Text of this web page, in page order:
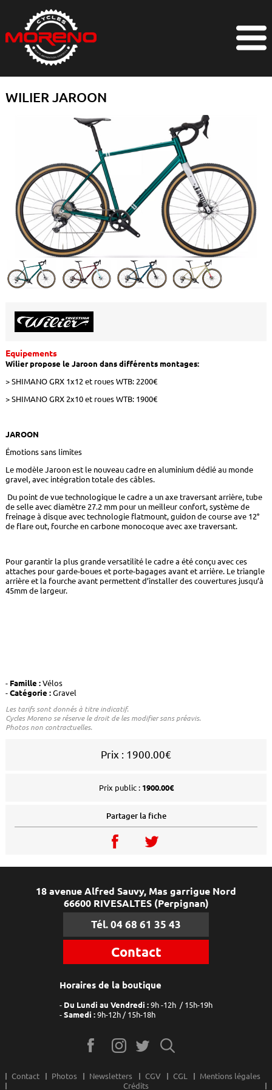
WILIER JAROON
Equipements
Wilier propose le Jaroon dans différents montages:
> SHIMANO GRX 1x12 et roues WTB: 2200€
> SHIMANO GRX 2x10 et roues WTB: 1900€
JAROON
Émotions sans limites
Le modèle Jaroon est le nouveau cadre en aluminium dédié au monde
gravel, avec intégration totale des câbles.
Du point de vue technologique le cadre a un axe traversant arrière, tube
de selle avec diamètre 27.2 mm pour un meilleur confort, système de
freinage à disque avec technologie flatmount, guidon de course ave 12°
de flare out, fourche en carbone monocoque avec axe traversant.
Pour garantir la plus grande versatilité le cadre a été conçu avec ces
attaches pour garde-boues et porte-bagages avant et arrière. Le triangle
arrière et la fourche avant permettent d’installer des couvertures jusqu’à
45mm de largeur.
Famille :Vélos
Catégorie :Gravel
Les tarifs sont donnés à titre indicatif.
Cycles Moreno se réserve le droit de les modifier sans préavis.
Photos non contractuelles.
Prix : 1900.00€
Prix public : 1900.00€
Partager la fiche
18 avenue Alfred Sauvy, Mas garrigue Nord
66600 RIVESALTES (Perpignan)
Tél. 04 68 61 35 43
Contact
Horaires de la boutique
Du Lundi au Vendredi : 9h -12h / 15h-19h
Samedi : 9h-12h / 15h-18h
Contact Photos Newsletters CGV CGL
Mentions légales
Crédits